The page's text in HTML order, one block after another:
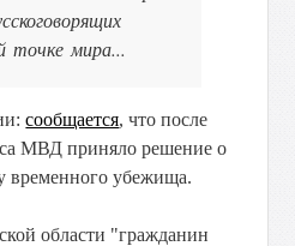
точке мира...
сообщается, что после
МВД приняло решение о
временного убежища.
области "гражданин